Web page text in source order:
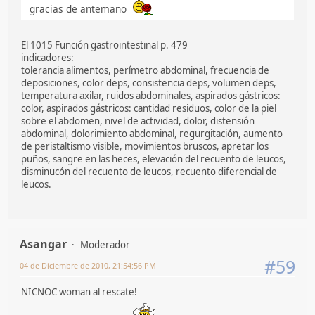
gracias de antemano
El 1015 Función gastrointestinal p. 479
indicadores:
tolerancia alimentos, perímetro abdominal, frecuencia de
deposiciones, color deps, consistencia deps, volumen deps,
temperatura axilar, ruidos abdominales, aspirados gástricos:
color, aspirados gástricos: cantidad residuos, color de la piel
sobre el abdomen, nivel de actividad, dolor, distensión
abdominal, dolorimiento abdominal, regurgitación, aumento
de peristaltismo visible, movimientos bruscos, apretar los
puños, sangre en las heces, elevación del recuento de leucos,
disminucón del recuento de leucos, recuento diferencial de
leucos.
Asangar Moderador
#59
04 de Diciembre de 2010, 21:54:56 PM
NICNOC woman al rescate!